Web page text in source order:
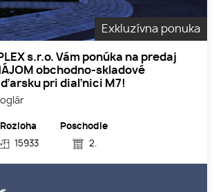
Exkluzívna ponuka
s.r.o. Vám ponúka na predaj
obchodno-skladové
pri diaľnici M7!
Rozloha
15933
Poschodie
2.